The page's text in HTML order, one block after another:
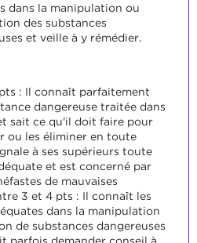
dans la manipulation ou
des substances
et veille à y rémédier.
: Il connaît parfaitement
dangereuse traitée dans
sait ce qu'il doit faire pour
ou les éliminer en toute
à ses supérieurs toute
et est concerné par
de mauvaises
3 et 4 pts : Il connaît les
dans la manipulation
de substances dangereuses